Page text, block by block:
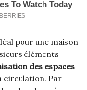
pour une maison
éléments
des espaces
circulation. Par